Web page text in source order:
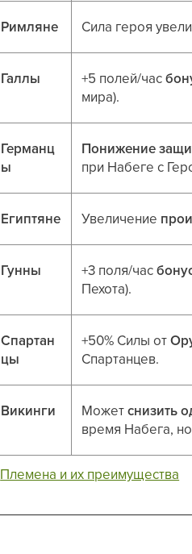
Римляне Сила героя
Галлы +5 полей/час
мира).
Германц
ы
Понижение
при Набеге с
Египтяне Увеличение
Гунны +3 поля/час
Пехота).
Спартан
цы
+50% Силы от
Спартанцев.
Викинги Можетснизить
время Набега,
Племена и их преимущества